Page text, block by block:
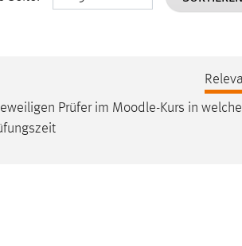
Prüfer im Moodle-Kurs in